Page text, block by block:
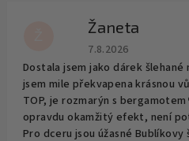
Žaneta
Hodnocení obchodu
7.8.2026
Dostala jsem jako dárek šlehané
jsem mile překvapena krásnou
TOP, je rozmarýn s
opravdu okamžitý efekt, není
Pro dceru jsou úžasné